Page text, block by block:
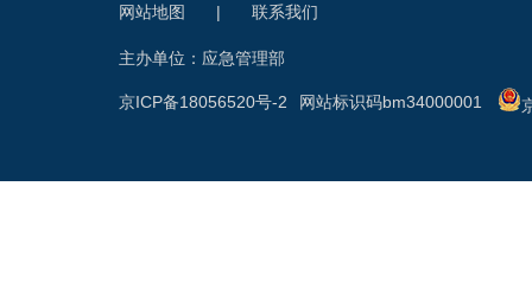
网站地图 | 联系我们
主办单位：应急管理部
网站标识码bm34000001
京ICP备18056520号-2